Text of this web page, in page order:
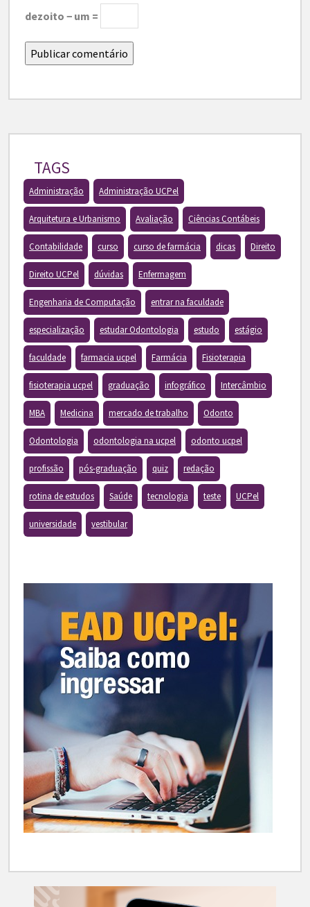
dezoito − um =
TAGS
Administração Administração UCPel
Arquitetura e Urbanismo Avaliação Ciências Contábeis
Contabilidade curso curso de farmácia dicas Direito
Direito UCPel dúvidas Enfermagem
Engenharia de Computação entrar na faculdade
especialização estudar Odontologia estudo estágio
faculdade farmacia ucpel Farmácia Fisioterapia
fisioterapia ucpel graduação infográfico Intercâmbio
MBA Medicina mercado de trabalho Odonto
Odontologia odontologia na ucpel odonto ucpel
profissão pós-graduação quiz redação
rotina de estudos Saúde tecnologia teste UCPel
universidade vestibular